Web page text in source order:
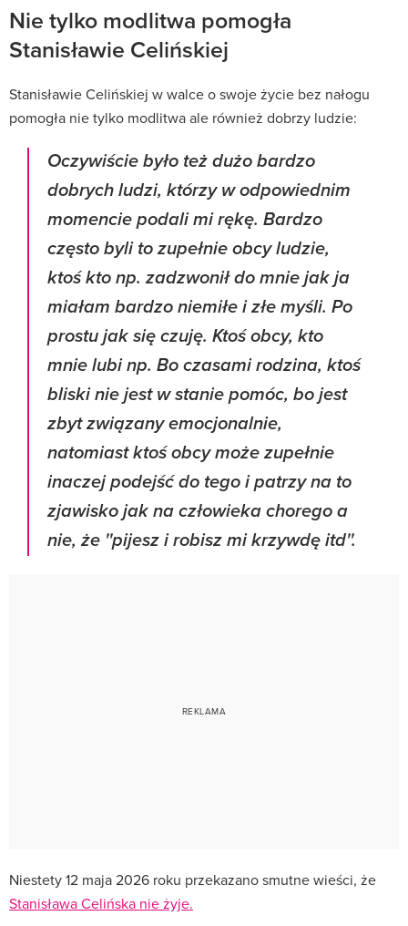
Nie tylko modlitwa pomogła
Stanisławie Celińskiej
Stanisławie Celińskiej w walce o swoje życie bez nałogu
pomogła nie tylko modlitwa ale również dobrzy ludzie:
Oczywiście było też dużo bardzo
dobrych ludzi, którzy w odpowiednim
momencie podali mi rękę. Bardzo
często byli to zupełnie obcy ludzie,
ktoś kto np. zadzwonił do mnie jak ja
miałam bardzo niemiłe i złe myśli. Po
prostu jak się czuję. Ktoś obcy, kto
mnie lubi np. Bo czasami rodzina, ktoś
bliski nie jest w stanie pomóc, bo jest
zbyt związany emocjonalnie,
natomiast ktoś obcy może zupełnie
inaczej podejść do tego i patrzy na to
zjawisko jak na człowieka chorego a
nie, że ''pijesz i robisz mi krzywdę itd''.
Niestety 12 maja 2026 roku przekazano smutne wieści, że
Stanisława Celińska nie żyje.